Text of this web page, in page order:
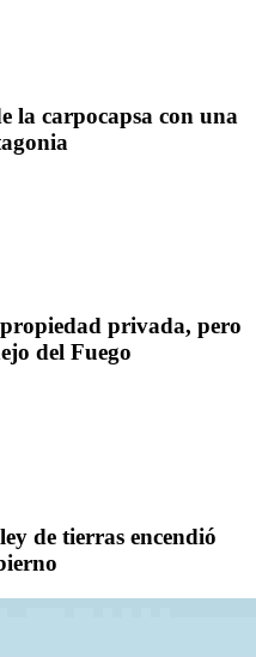
la carpocapsa con una
privada, pero
del Fuego
de tierras encendió